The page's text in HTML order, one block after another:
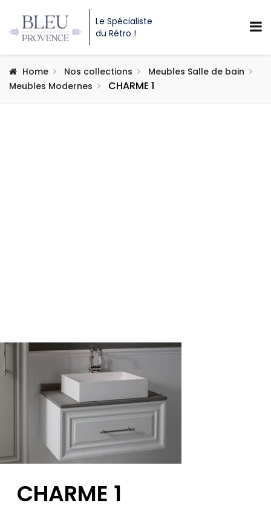
Le Spécialiste
du Rétro !
Home Nos collections
Meubles Salle de bain
Meubles Modernes
CHARME 1
CHARME 1